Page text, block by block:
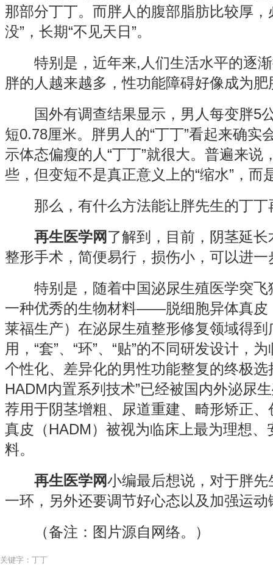
那部分丁丁。而胖人的腹部脂肪比较厚，
没”，长期“不见天日”。
特别是，近年来,人们生活水平的逐渐
胖的人越来越多，性功能障碍好像成为肥
国外有调查结果显示，男人每变胖5
短0.78厘米。胖男人的“丁丁”看起来确实
示体态偏瘦的人“丁丁”就很大。普遍来说
些，但变短不是真正意义上的“缩水”，而
那么，有什么方法能让胖先生的丁丁
再生医学网 了解到，目前，阴茎延
整形手术，简便易行，损伤小，可以进
特别是，随着中国泌尿生殖医学突飞
一种优秀的生物材料——脱细胞异体真皮
莱福生产）在泌尿生殖整形修复领域得到
用，“套”、“环”、“贴”的不同研发设计，
个性化、差异化的男性功能整复的终极选
HADM内置系列技术”已经被国内外泌尿
荐用于阴茎增粗、尿道重建、畸形矫正
真皮（HADM）被视为临床上最为理想、
料。
再生医学网小编最后想说，对于胖
一环，另外还要调节好心态以及加强运
（备注：图片源自网络。）
关键字：丁丁